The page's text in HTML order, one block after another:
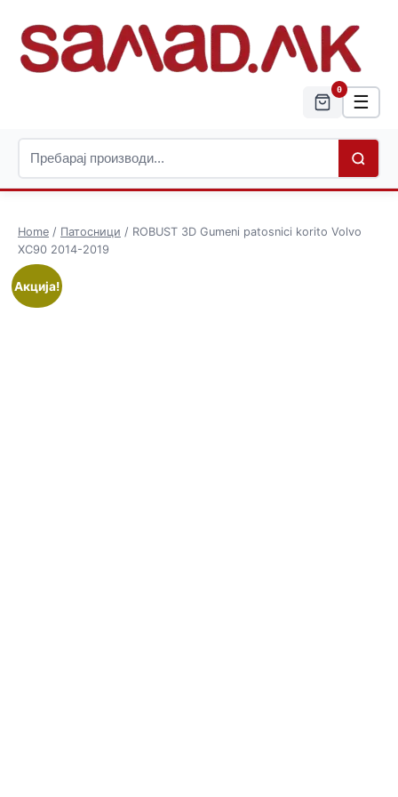
0
☰
Home / Патосници / ROBUST 3D Gumeni patosnici korito Volvo
XC90 2014-2019
Акција!